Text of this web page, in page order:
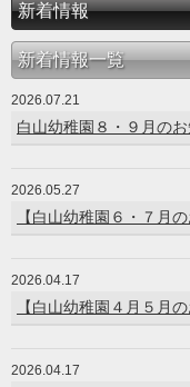
新着情報
新着情報一覧
2026.07.21
白山幼稚園８・９月の
2026.05.27
【白山幼稚園６・７月の
2026.04.17
【白山幼稚園４月５月の
2026.04.17